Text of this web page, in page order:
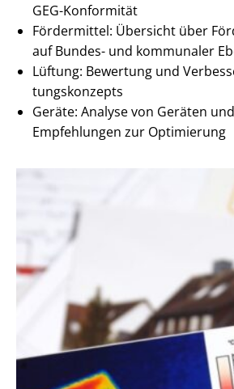
GEG-Konformität
Fördermittel: Übersicht über
auf Bundes- und kommunaler
Lüftung: Bewertung und
tungs­kon­zepts
Geräte: Analyse von Geräten
Empfehlungen zur Optimierung